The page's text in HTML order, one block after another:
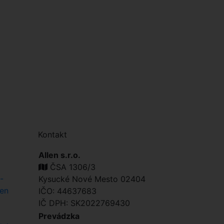
Kontakt
Allen s.r.o.
ČSA 1306/3
Kysucké Nové Mesto 02404
IČO: 44637683
IČ DPH: SK2022769430
Prevádzka